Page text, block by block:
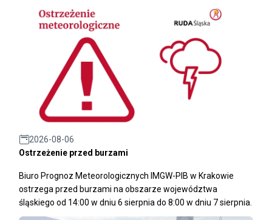
2026-08-06
Ostrzeżenie przed burzami
Biuro Prognoz Meteorologicznych IMGW-PIB w Krakowie
ostrzega przed burzami na obszarze województwa
śląskiego od 14:00 w dniu 6 sierpnia do 8:00 w dniu 7 sierpnia.